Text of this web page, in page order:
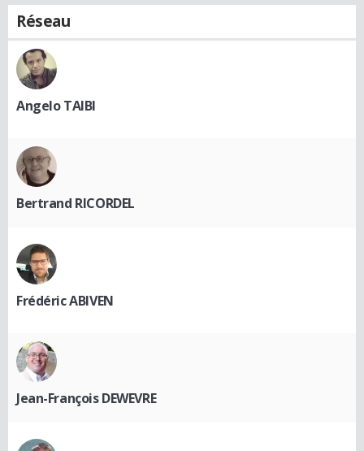
Réseau
Angelo TAIBI
Bertrand RICORDEL
Frédéric ABIVEN
Jean-François DEWEVRE